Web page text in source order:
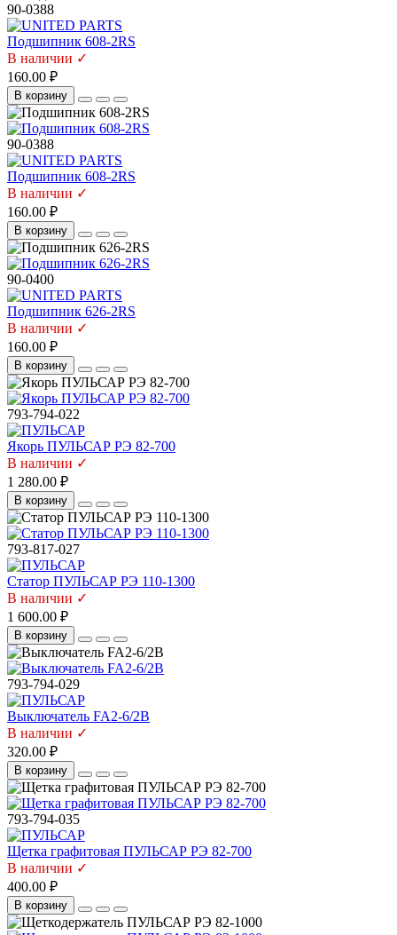
90-0388
Подшипник 608-2RS
В наличии ✓
160.00 ₽
В корзину
90-0388
Подшипник 608-2RS
В наличии ✓
160.00 ₽
В корзину
90-0400
Подшипник 626-2RS
В наличии ✓
160.00 ₽
В корзину
793-794-022
Якорь ПУЛЬСАР РЭ 82-700
В наличии ✓
1 280.00 ₽
В корзину
793-817-027
Статор ПУЛЬСАР РЭ 110-1300
В наличии ✓
1 600.00 ₽
В корзину
793-794-029
Выключатель FA2-6/2B
В наличии ✓
320.00 ₽
В корзину
793-794-035
Щетка графитовая ПУЛЬСАР РЭ 82-700
В наличии ✓
400.00 ₽
В корзину